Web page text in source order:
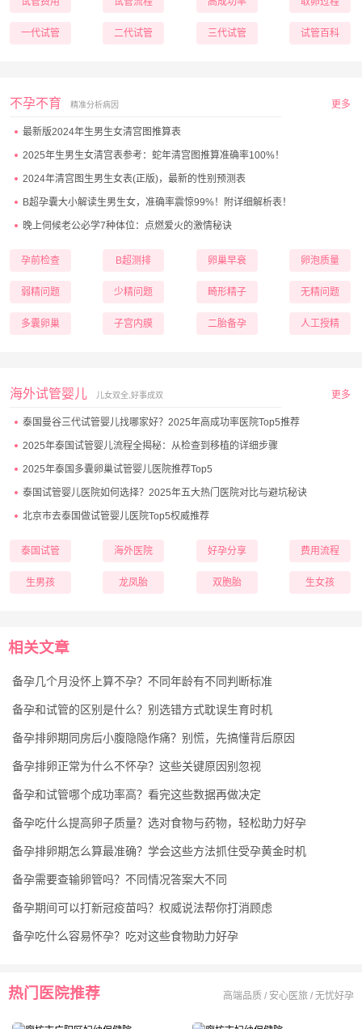
一代试管 二代试管 三代试管 试管百科
不孕不育 精准分析病因 更多
最新版2024年生男生女清宫图推算表
2025年生男生女清宫表参考：蛇年清宫图推算准确率100%！
2024年清宫图生男生女表(正版)，最新的性别预测表
B超孕囊大小解读生男生女，准确率震惊99%！附详细解析表！
晚上伺候老公必学7种体位：点燃爱火的激情秘诀
孕前检查 B超测排 卵巢早衰 卵泡质量
弱精问题 少精问题 畸形精子 无精问题
多囊卵巢 子宫内膜 二胎备孕 人工授精
海外试管婴儿 儿女双全,好事成双 更多
泰国曼谷三代试管婴儿找哪家好？2025年高成功率医院Top5推荐
2025年泰国试管婴儿流程全揭秘：从检查到移植的详细步骤
2025年泰国多囊卵巢试管婴儿医院推荐Top5
泰国试管婴儿医院如何选择？2025年五大热门医院对比与避坑秘诀
北京市去泰国做试管婴儿医院Top5权威推荐
泰国试管 海外医院 好孕分享 费用流程
生男孩 龙凤胎 双胞胎 生女孩
相关文章
备孕几个月没怀上算不孕？不同年龄有不同判断标准
备孕和试管的区别是什么？别选错方式耽误生育时机
备孕排卵期同房后小腹隐隐作痛？别慌，先搞懂背后原因
备孕排卵正常为什么不怀孕？这些关键原因别忽视
备孕和试管哪个成功率高？看完这些数据再做决定
备孕吃什么提高卵子质量？选对食物与药物，轻松助力好孕
备孕排卵期怎么算最准确？学会这些方法抓住受孕黄金时机
备孕需要查输卵管吗？不同情况答案大不同
备孕期间可以打新冠疫苗吗？权威说法帮你打消顾虑
备孕吃什么容易怀孕？吃对这些食物助力好孕
热门医院推荐 高端品质 / 安心医旅 / 无忧好孕